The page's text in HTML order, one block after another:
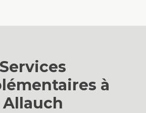
Services
à
Allauch